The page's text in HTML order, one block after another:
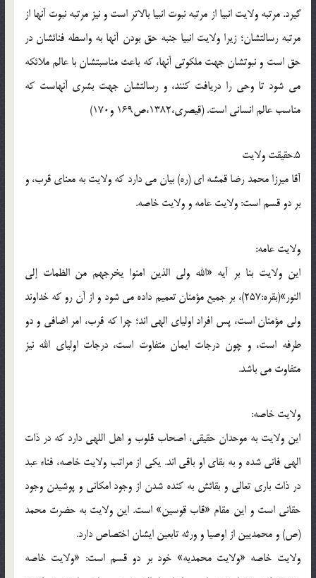
گیرد. مرتبه ولایت انبیا از مرتبه نبوت انبیا بالاتر است و نیز مرتبه نبوت آنها از
مرتبه رسالتشان؛ زیرا ولایت انبیا جنبه حق بودن آنها به واسطه فنائشان در
حق است و نبوتشان جهت ملکوتی آنها، که باعث مناسبتشان با عالم ملائکه
می شود تا وحی را دریافت کنند، و رسالتشان جهت بشری آنهاست که
مناسب عالم انسانی است. (قیصری،1382،ص169 و170)
5.حقیقت ولایت
آقا میرزا محمد رضا قمشه ای (ره) بیان می دارد که ولایت به معنای قرب، و
بر دو قسم است: ولایت عامه و ولایت خاصه.
ولایت عامه:
این ولایت بنا بر آیه «الله ولی الذین امنوا یخرجهم من الظمات إلی
النور»(بقره:257)، بر جمیع مؤمنان تعمیم داده می شود و از آن رو که خداوند
ولی مؤمنان است، پس افراد اولیای الهی اند؛ چرا که قرب، امر اضافی و دو
طرفه است، و چون درجات ایمان متفاوت است، درجات اولیای الله نیز
متفاوت می باشد.
ولایت خاصه:
این ولایت به موحدان حقیقی، اصحاب قلوب و اهل اللهی دارد که در ذات
الهی فانی شده و به بقای او باقی اند. یکی از مراتب ولایت خاصه، فناء عبد
در ذات باری تعالی و بقائش به کنده شدن از وجود امکانی و پوشیدن وجود
حقانی است و این مقام «قاب قوسین» است. این ولایت به حضرت محمد
(ص) و محمدیین از اوصیا و ورثه تابعین ایشان اختصاص دارد.
ولایت خاصه «ولایت محمدیه» خود بر دو قسم است: «ولایت خاصه